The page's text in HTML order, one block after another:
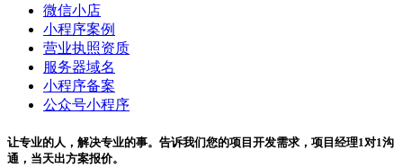
微信小店
小程序案例
营业执照资质
服务器域名
小程序备案
公众号小程序
让专业的人，解决专业的事。告诉我们您的项目开发需求，项目经理1对1沟
通，当天出方案报价。